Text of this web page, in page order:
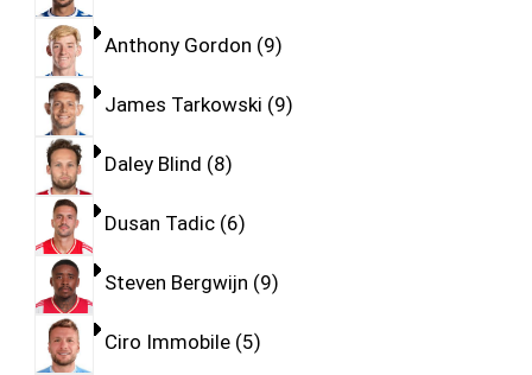
Anthony Gordon 9
James Tarkowski 9
Daley Blind 8
Dusan Tadic 6
Steven Bergwijn 9
Ciro Immobile 5